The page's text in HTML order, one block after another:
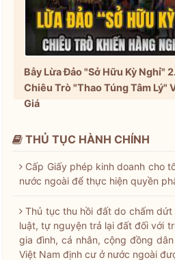
Bẫy Lừa Đảo "Sở Hữu Kỳ Nghỉ"
Chiêu Trò "Thao Túng Tâm Lý"
Giá
THỦ TỤC HÀNH CHÍNH
Cấp Giấy phép kinh doanh cho
nước ngoài để thực hiện quyền
Thủ tục thu hồi đất do chấm
luật, tự nguyện trả lại đất đối với
gia đình, cá nhân, cộng đồng
Việt Nam định cư ở nước ngoài